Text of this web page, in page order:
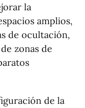
la
amplios,
de ocultación,
zonas de
de la